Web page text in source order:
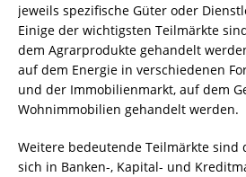
jeweils spezifische Güter oder
Einige der wichtigsten Teilmärkte
dem Agrarprodukte gehandelt
auf dem Energie in verschiedenen
und der Immobilienmarkt, auf dem
Wohnimmobilien gehandelt werden.
Weitere bedeutende Teilmärkte sind
sich in Banken-, Kapital- und